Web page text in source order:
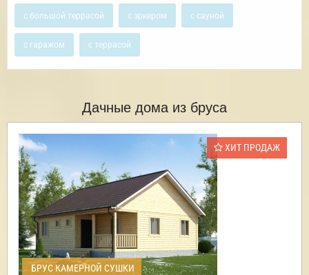
с большой террасой с эркером с сауной
с гаражом с террасой
Дачные дома из бруса
ХИТ ПРОДАЖ
БРУС КАМЕРНОЙ СУШКИ